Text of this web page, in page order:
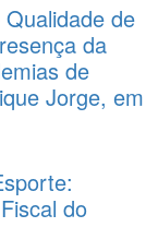
de
da
de
Jorge, em
do